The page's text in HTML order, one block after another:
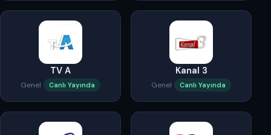
TV A
Genel Canlı Yayında
Kanal 3
Genel Canlı Yayında